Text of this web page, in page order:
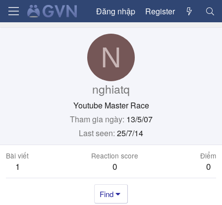
Đăng nhập Register
N
nghiatq
Youtube Master Race
Tham gia ngày 13/5/07
Last seen 25/7/14
Bài viết
1
Reaction score
0
Điểm
0
Find